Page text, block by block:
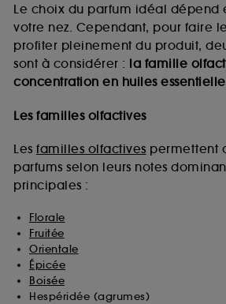
Le choix du parfum idéal dépend
votre nez. Cependant, pour faire
profiter pleinement du produit,
sont à considérer : la famille
concentration en huiles
Les familles olfactives
Les familles olfactives permettent
parfums selon leurs notes
principales :
Florale
Fruitée
Orientale
Épicée
Boisée
Hespéridée (agrumes)
lecture de ces traceurs requiert
pouvez personnaliser vos choix
de ces cookies grâce au bouton
choix" ci-dessous ou décider de
Sephora pourra associer les
navigation collectées par ces
collectées ou générées lors de votre
sur "continuer sans accepter". Voous
moment choisir de retirer votrte
souhaitez obtenir plus d'information
utilisés, cliquez